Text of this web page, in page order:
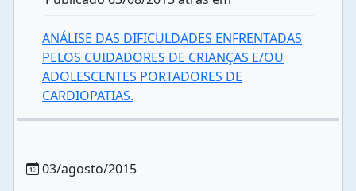
ANÁLISE DAS DIFICULDADES ENFRENTADAS
PELOS CUIDADORES DE CRIANÇAS E/OU
ADOLESCENTES PORTADORES DE
CARDIOPATIAS.
03/agosto/2015